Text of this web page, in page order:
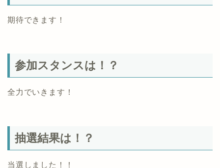
期待できます！
参加スタンスは！？
全力でいきます！
抽選結果は！？
当選しました！！